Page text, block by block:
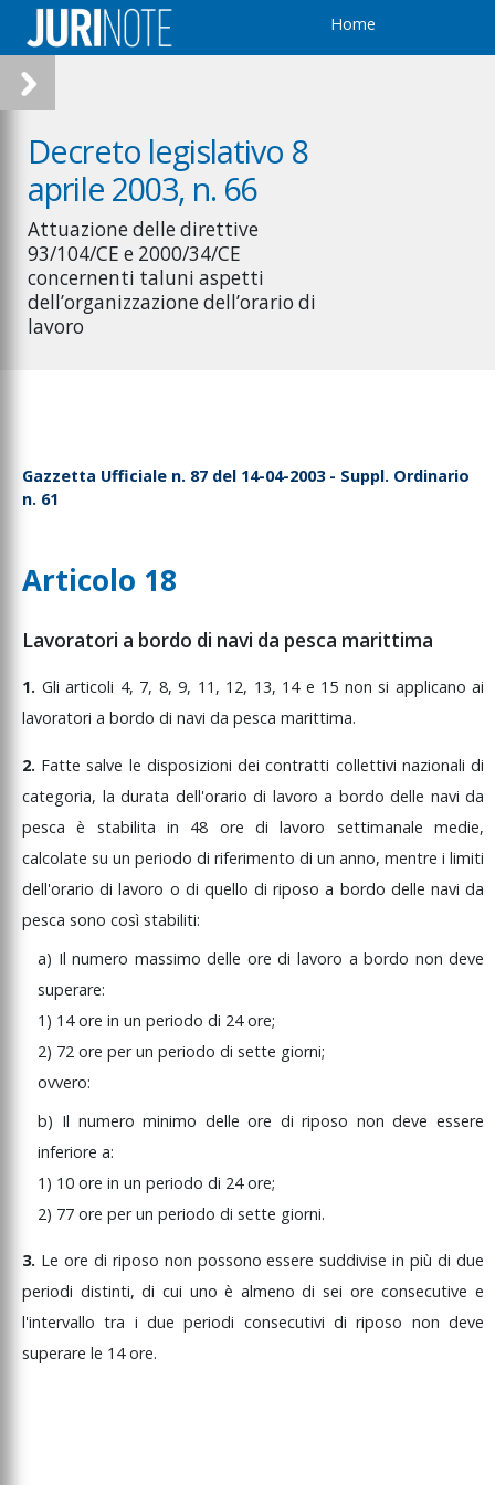
Home
Decreto legislativo 8
aprile 2003, n. 66
Attuazione delle direttive
93/104/CE e 2000/34/CE
concernenti taluni aspetti
dell’organizzazione dell’orario di
lavoro
Gazzetta Ufficiale n. 87 del 14-04-2003 - Suppl. Ordinario
n. 61
Articolo 18
Lavoratori a bordo di navi da pesca marittima
1. Gli articoli 4, 7, 8, 9, 11, 12, 13, 14 e 15 non si applicano ai
lavoratori a bordo di navi da pesca marittima.
2. Fattesalve le disposizionideicontratti collettivi nazionalidi
categoria, la durata dell'orario di lavoro a bordo delle navi da
pescaè stabilitain 48 oredilavoro settimanalemedie,
calcolate su un periodo di riferimento di un anno, mentre i limiti
dell'orariodilavoro o di quellodiriposoa bordo delle navida
pesca sono così stabiliti:
a) Ilnumero massimodelle oredi lavoro abordo nondeve
superare:
1) 14oreinunperiododi 24ore;
2) 72oreperunperiododisette giorni;
ovvero:
b) Il numerominimo delleore diriposo nondeveessere
inferiorea:
1) 10oreinunperiododi 24ore;
2) 77oreperunperiododisette giorni.
3. Le ore di riposo non possonoesseresuddiviseinpiùdidue
periodi distinti,di cui unoè almenodisei oreconsecutivee
l'intervallotra idueperiodi consecutividiriposo nondeve
superare le 14ore.